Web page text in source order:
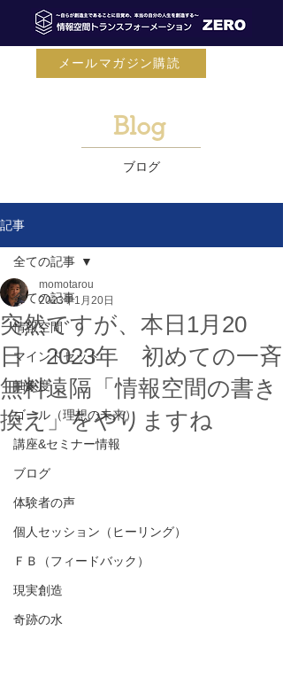
メールマガジン購読
Blog
ブログ
記事
全ての記事
情報空間
マインドセット
抽象度
ゴール（理想の未来）
講座&セミナー情報
ブログ
体験者の声
個人セッション（ヒーリング）
ＦＢ（フィードバック）
現実創造
奇跡の水
全ての記事
突然ですが、本日1月20
日 2023年 初めての一斉
無料遠隔「情報空間の書き
換え」をやりますね
momotarou
2023年1月20日